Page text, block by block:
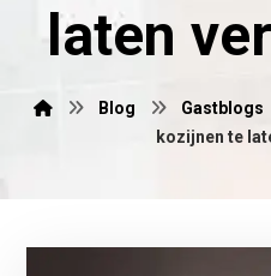
laten
Blog Gastblogs
kozijnen te